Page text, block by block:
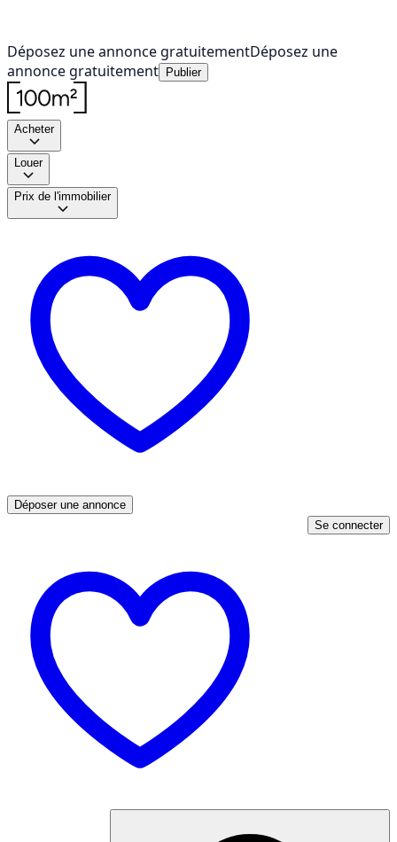
Déposez une annonce gratuitementDéposez une
annonce gratuitement
Publier
Acheter
Louer
Prix de l'immobilier
Déposer une annonce
Se connecter